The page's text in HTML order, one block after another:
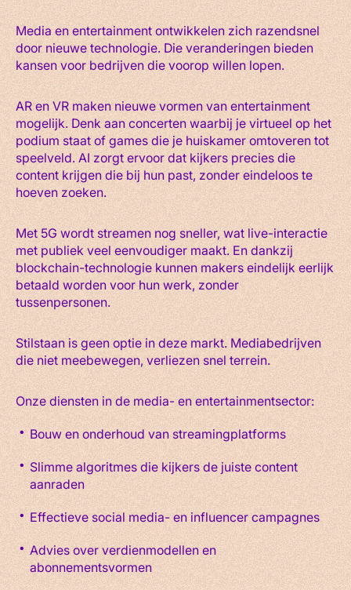
Media en entertainment ontwikkelen zich razendsnel
door nieuwe technologie. Die veranderingen bieden
kansen voor bedrijven die voorop willen lopen.
AR en VR maken nieuwe vormen van entertainment
mogelijk. Denk aan concerten waarbij je virtueel op het
podium staat of games die je huiskamer omtoveren tot
speelveld. AI zorgt ervoor dat kijkers precies die
content krijgen die bij hun past, zonder eindeloos te
hoeven zoeken.
Met 5G wordt streamen nog sneller, wat live-interactie
met publiek veel eenvoudiger maakt. En dankzij
blockchain-technologie kunnen makers eindelijk eerlijk
betaald worden voor hun werk, zonder
tussenpersonen.
Stilstaan is geen optie in deze markt. Mediabedrijven
die niet meebewegen, verliezen snel terrein.
Onze diensten in de media- en entertainmentsector:
Bouw en onderhoud van streamingplatforms
Slimme algoritmes die kijkers de juiste content
aanraden
Effectieve social media- en influencer campagnes
Advies over verdienmodellen en
abonnementsvormen